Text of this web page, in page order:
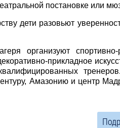
постановке или
дети разовьют
организуют
прикладное
Амазонию и центр